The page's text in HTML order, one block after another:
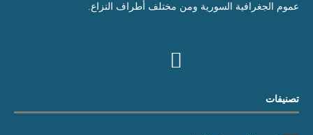
عموم الجغرافية السورية ومن مختلف أطراف النزاع.
تصنيفات